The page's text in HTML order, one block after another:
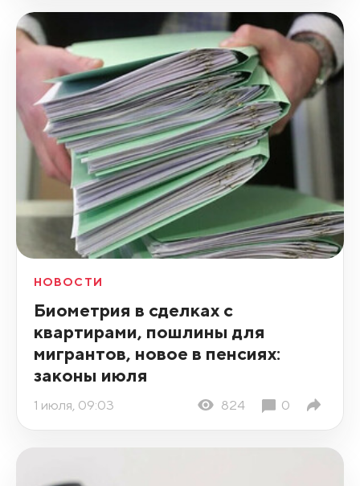
НОВОСТИ
Биометрия в сделках с
квартирами, пошлины для
мигрантов, новое в пенсиях:
законы июля
1 июля, 09:03 824 0